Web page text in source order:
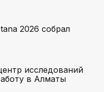
2026 собрал
исследований
в Алматы